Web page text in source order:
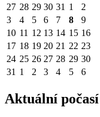
27 28 29 30 31 1
2
3
4 5 6 7 8
9
10 11 12 13 14 15 16
17 18 19 20 21 22 23
24 25 26 27 28 29 30
31 1 2 3 4 5 6
Aktuální počasí